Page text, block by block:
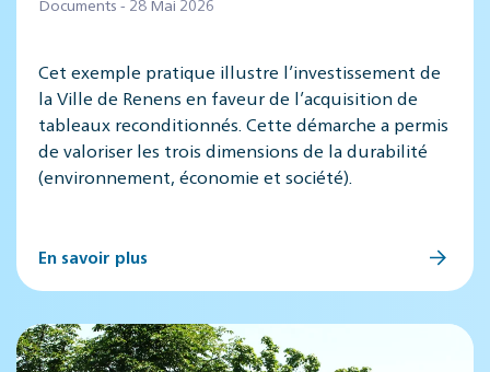
Cet exemple pratique illustre l’investissement de
la Ville de Renens en faveur de l’acquisition de
tableaux reconditionnés. Cette démarche a permis
de valoriser les trois dimensions de la durabilité
(environnement, économie et société).
En savoir plus